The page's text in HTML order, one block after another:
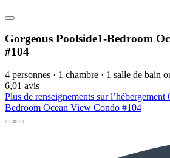
Gorgeous Poolside1-Bedroom
#104
4 personnes · 1 chambre · 1 salle de bain
6,01 avis
Plus de renseignements sur
Bedroom Ocean View Condo #104